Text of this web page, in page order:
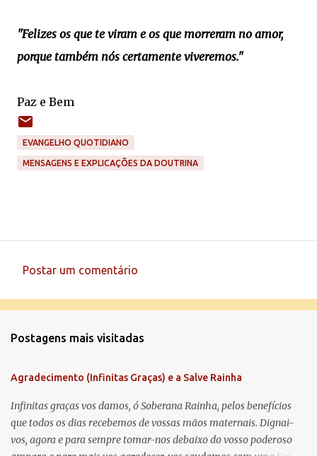
"Felizes os que te viram e os que morreram no amor,
porque também nós certamente viveremos."
Paz e Bem
EVANGELHO QUOTIDIANO
MENSAGENS E EXPLICAÇÕES DA DOUTRINA
e
t
á
r
i
Postar um comentário
Postagens mais visitadas
Agradecimento (Infinitas Graças) e a Salve Rainha
Infinitas graças vos damos, ó Soberana Rainha, pelos benefícios
que todos os dias recebemos de vossas mãos maternais. Dignai-
vos, agora e para sempre tomar-nos debaixo do vosso poderoso